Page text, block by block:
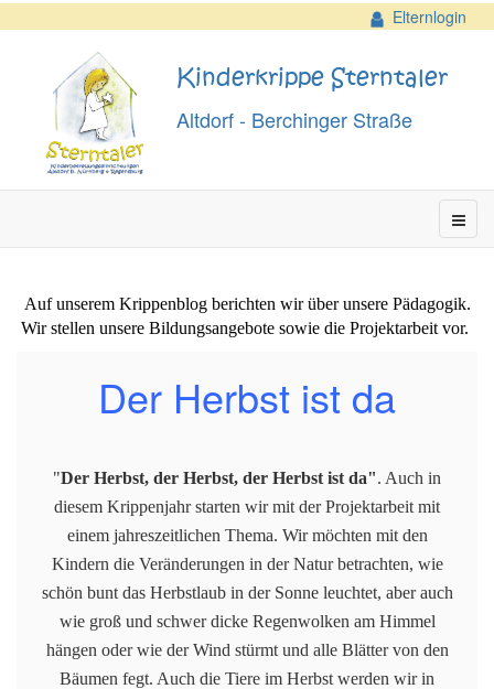
Elternlogin
Kinderkrippe Sterntaler
Altdorf - Berchinger Straße
Auf unserem Krippenblog berichten wir über unsere Pädagogik.
Wir stellen unsere Bildungsangebote sowie die Projektarbeit vor.
Der Herbst ist da
"Der Herbst, der Herbst, der Herbst ist da". Auch in
diesem Krippenjahr starten wir mit der Projektarbeit mit
einem jahreszeitlichen Thema. Wir möchten mit den
Kindern die Veränderungen in der Natur betrachten, wie
schön bunt das Herbstlaub in der Sonne leuchtet, aber auch
wie groß und schwer dicke Regenwolken am Himmel
hängen oder wie der Wind stürmt und alle Blätter von den
Bäumen fegt. Auch die Tiere im Herbst werden wir in